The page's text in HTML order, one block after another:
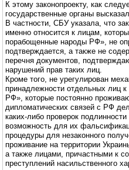
К этому законопроекту, как
государственные органы
В частности, СБУ указала, что
именно относится к лицам,
порабощенные народы РФ», не
подтверждается, а также не
перечня документов,
нарушений прав таких лиц.
Кроме того, не урегулирован
принадлежности отдельных лиц
РФ», которые постоянно
дипломатических связей с РФ
каких-либо проверок
возможность для их
процедуры для незаконного
проживание на территории
а также лицами, причастными к
преступлений насильственного